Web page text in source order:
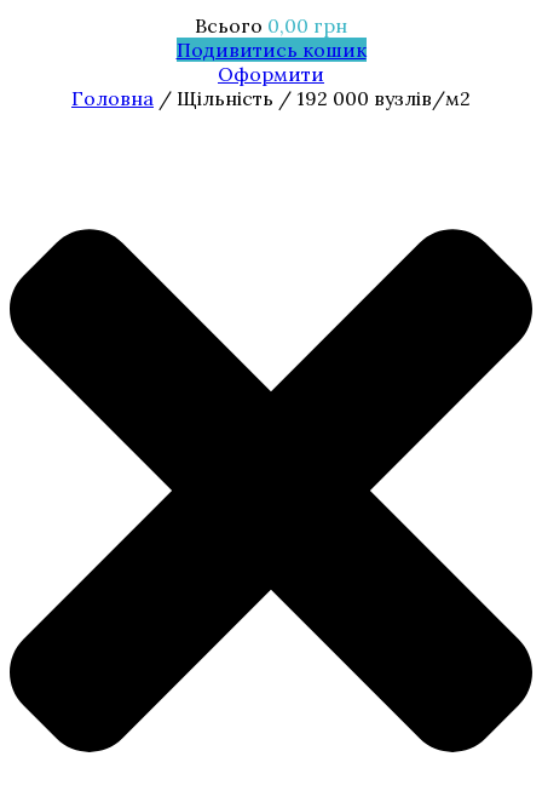
Всього 0,00 грн
Подивитись кошик
Оформити
Головна / Щільність / 192 000 вузлів/м2